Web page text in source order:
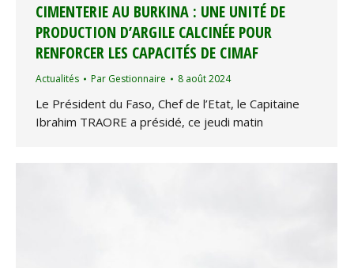
CIMENTERIE AU BURKINA : UNE UNITÉ DE
PRODUCTION D’ARGILE CALCINÉE POUR
RENFORCER LES CAPACITÉS DE CIMAF
Actualités Par Gestionnaire 8 août 2024
Le Président du Faso, Chef de l’Etat, le Capitaine
Ibrahim TRAORE a présidé, ce jeudi matin